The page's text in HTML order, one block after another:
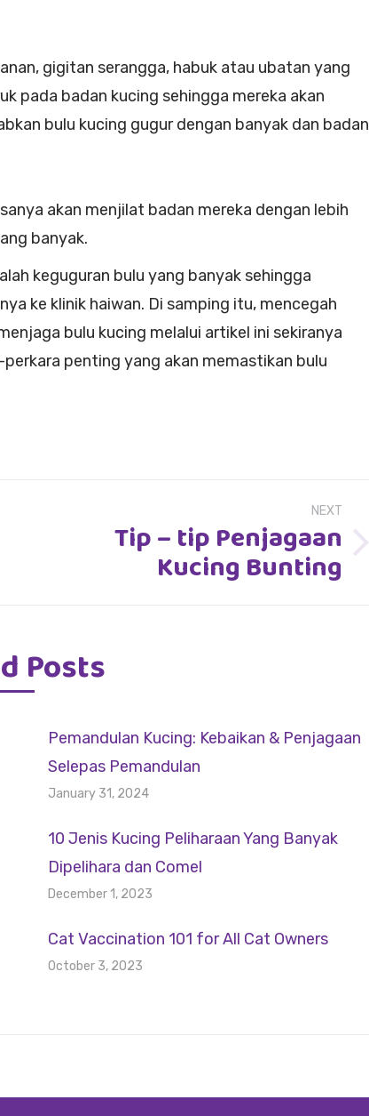
gigitan serangga, habuk atau ubatan yang
pada badan kucing sehingga mereka akan
bulu kucing gugur dengan banyak dan badan
akan menjilat badan mereka dengan lebih
banyak.
keguguran bulu yang banyak sehingga
ke klinik haiwan. Di samping itu, mencegah
bulu kucing melalui artikel ini sekiranya
penting yang akan memastikan bulu
NEXT
Tip – tip Penjagaan
Kucing Bunting
Posts
Pemandulan Kucing: Kebaikan & Penjagaan
Selepas Pemandulan
January 31, 2024
10 Jenis Kucing Peliharaan Yang Banyak
Dipelihara dan Comel
December 1, 2023
Cat Vaccination 101 for All Cat Owners
October 3, 2023